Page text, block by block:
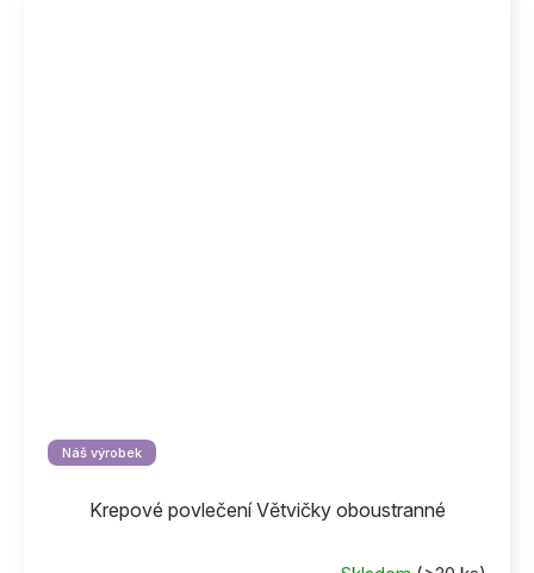
Náš výrobek
Krepové povlečení Větvičky oboustranné